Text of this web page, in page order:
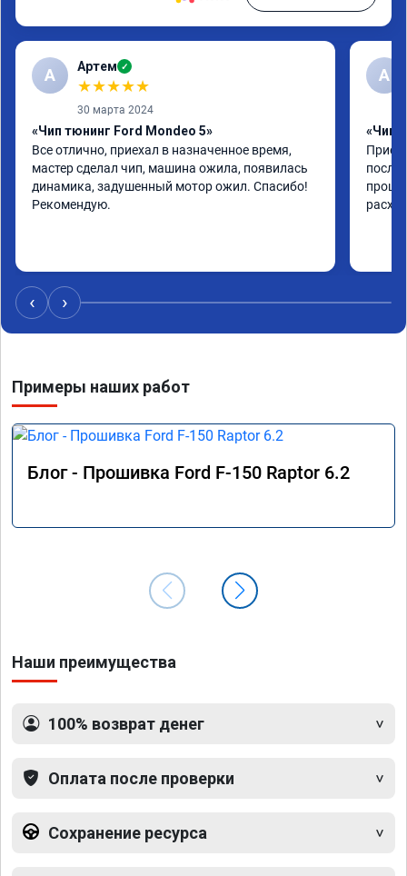
А Артем ✓
★★★★★
30 марта 2024
«Чип тюнинг Ford Mondeo 5»
Все отлично, приехал в назначенное время,
мастер сделал чип, машина ожила, появилась
динамика, задушенный мотор ожил. Спасибо!
Рекомендую.
А
«Чип
после
‹ ›
Примеры наших работ
Блог - Прошивка Ford F-150 Raptor 6.2
Наши преимущества
100% возврат денег
Оплата после проверки
Сохранение ресурса